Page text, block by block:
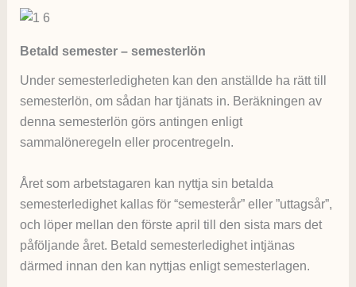
Betald semester – semesterlön
Under semesterledigheten kan den anställde ha rätt till
semesterlön, om sådan har tjänats in. Beräkningen av
denna semesterlön görs antingen enligt
sammalöneregeln eller procentregeln.
Året som arbetstagaren kan nyttja sin betalda
semesterledighet kallas för “semesterår” eller ”uttagsår”,
och löper mellan den förste april till den sista mars det
påföljande året. Betald semesterledighet intjänas
därmed innan den kan nyttjas enligt semesterlagen.